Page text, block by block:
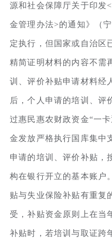
源和社会保障厅关于印发
金管理办法>的通知》（
定执行，但国家或自治区
精简证明材料的内容不需
训、评价补贴申请材料经
后，个人申请的培训、评
过惠民惠农财政资金“一
金发放严格执行国库集中
申请的培训、评价补贴，
构在银行开立的基本账户
贴与失业保险补贴有重复
受，补贴资金原则上在当
补贴时，若培训与取证跨